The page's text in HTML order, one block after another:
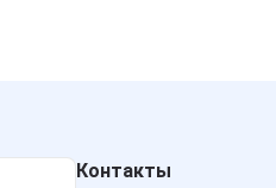
Контакты